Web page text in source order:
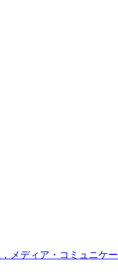
メディア・コミュニケ